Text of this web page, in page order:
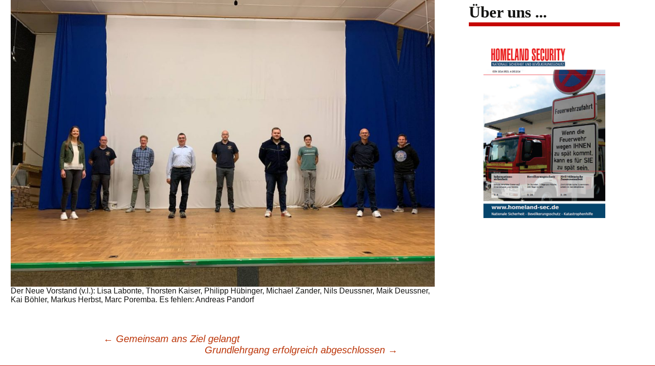
Der Neue Vorstand (v.l.): Lisa Labonte, Thorsten Kaiser, Philipp Hübinger, Michael Zander, Nils Deussner, Maik Deussner,
Kai Böhler, Markus Herbst, Marc Poremba. Es fehlen: Andreas Pandorf
Beitragsnavigation
← Gemeinsam ans Ziel gelangt
Grundlehrgang erfolgreich abgeschlossen →
Über uns ...